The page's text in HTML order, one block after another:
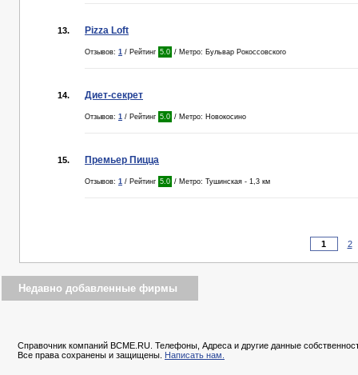
13. Pizza Loft
Отзывов: 1 / Рейтинг 5.0 / Метро: Бульвар Рокоссовского
14. Диет-секрет
Отзывов: 1 / Рейтинг 5.0 / Метро: Новокосино
15. Премьер Пицца
Отзывов: 1 / Рейтинг 5.0 / Метро: Тушинская - 1,3 км
2
Недавно добавленные фирмы
Справочник компаний BCME.RU. Телефоны, Адреса и другие данные
Все права сохранены и защищены. Написать нам.